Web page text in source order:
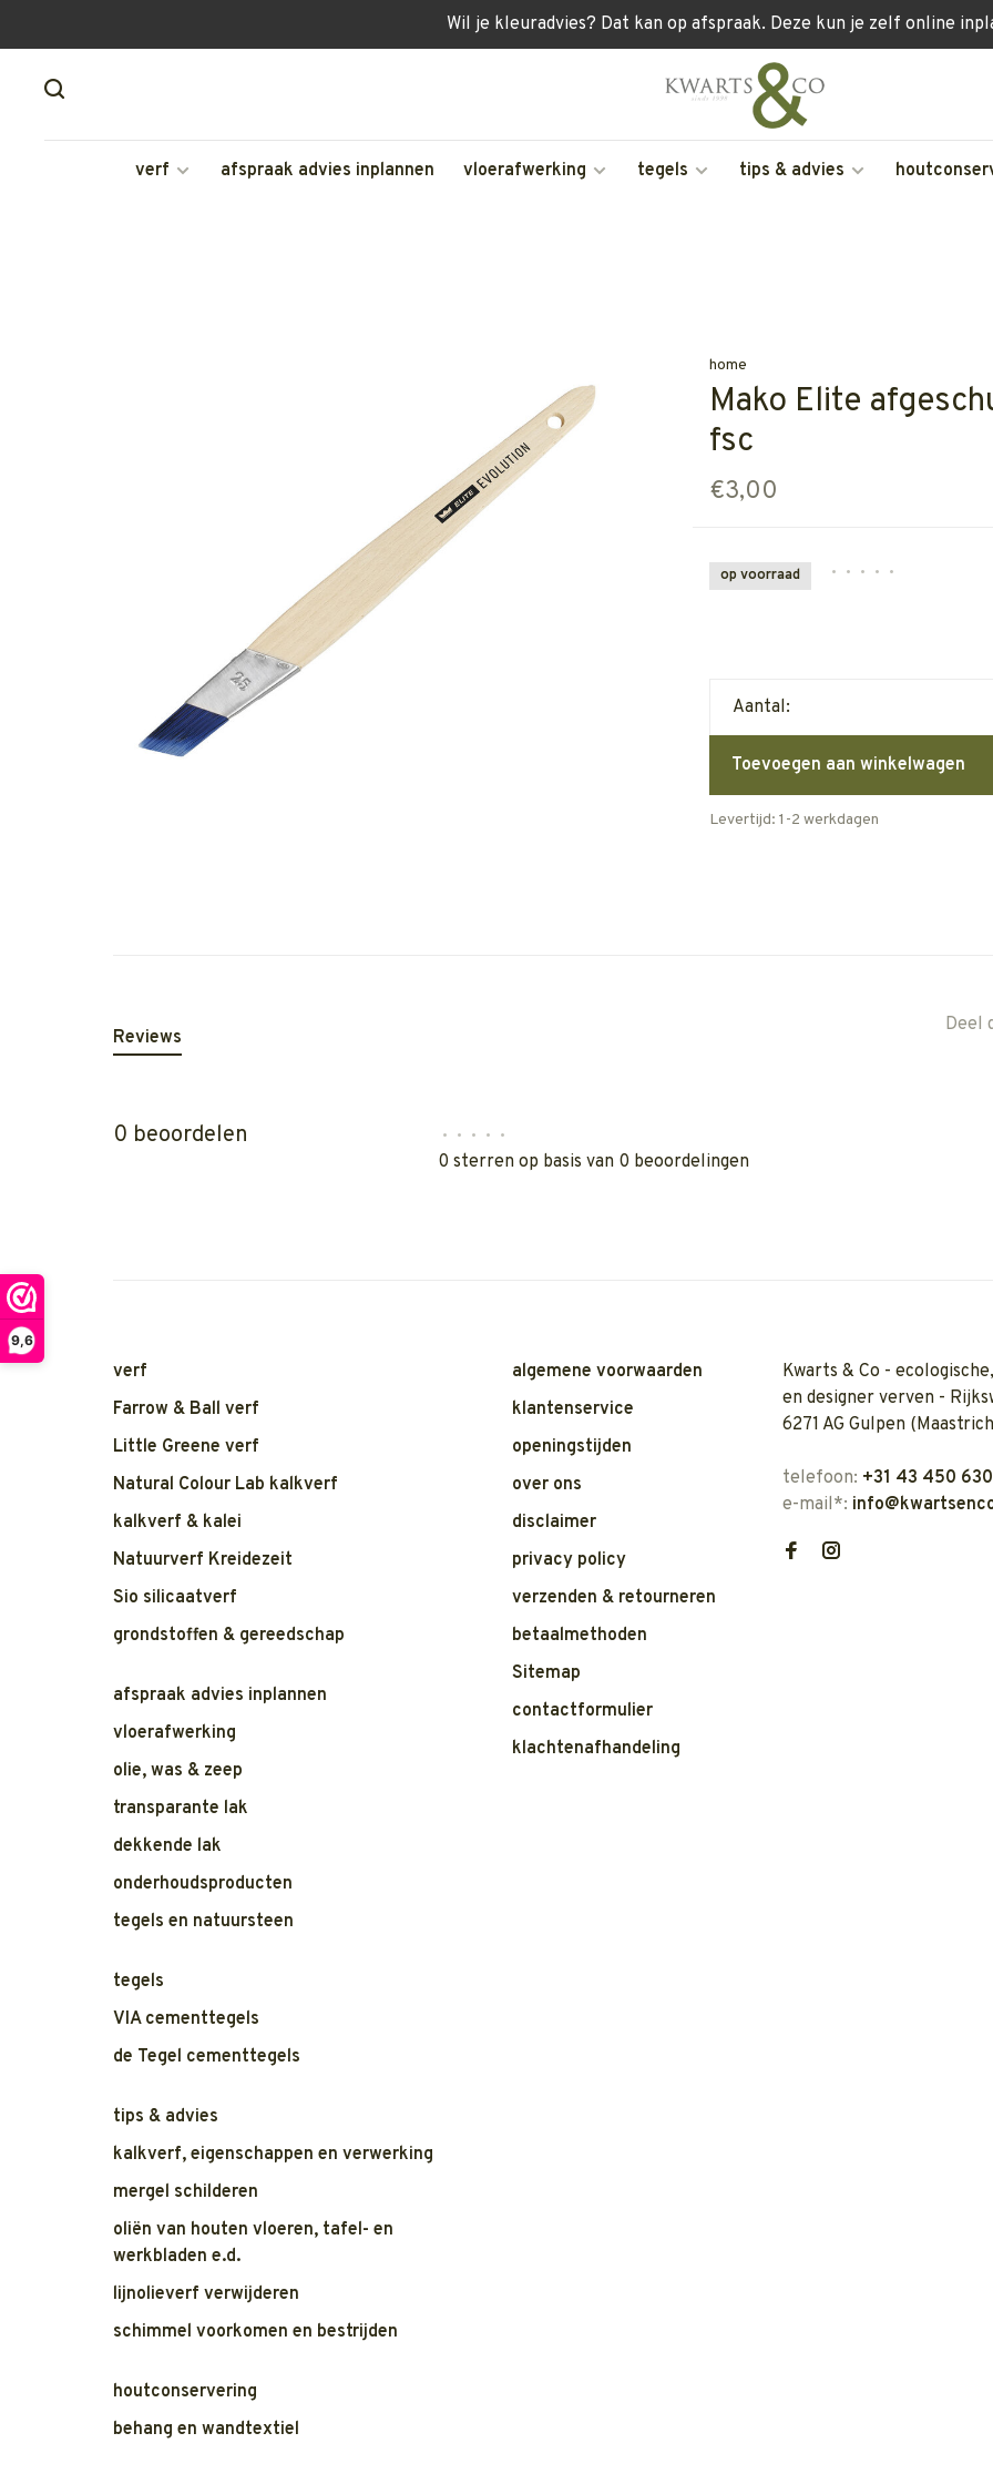
9,6
Wil je kleuradvies? Dat kan op afspraak. Deze kun je zelf online
verf afspraak advies inplannen vloerafwerking tegels tips & advies
home
Mako Elite
fsc
€3,00
op voorraad • • • • •
Aantal:
Toevoegen aan winkelwagen
Levertijd: 1-2 werkdagen
Deel
Reviews
0 beoordelen • • • • •
0 sterren op basis van 0 beoordelingen
verf
Farrow & Ball verf
Little Greene verf
Natural Colour Lab kalkverf
kalkverf & kalei
Natuurverf Kreidezeit
Sio silicaatverf
grondstoffen & gereedschap
afspraak advies inplannen
vloerafwerking
olie, was & zeep
transparante lak
dekkende lak
onderhoudsproducten
tegels en natuursteen
tegels
VIA cementtegels
de Tegel cementtegels
tips & advies
kalkverf, eigenschappen en verwerking
mergel schilderen
oliën van houten vloeren, tafel- en
werkbladen e.d.
lijnolieverf verwijderen
schimmel voorkomen en bestrijden
houtconservering
behang en wandtextiel
algemene voorwaarden
klantenservice
openingstijden
over ons
disclaimer
privacy policy
verzenden & retourneren
betaalmethoden
Sitemap
contactformulier
klachtenafhandeling
Kwarts & Co -
en designer verven -
6271 AG Gulpen
telefoon: +31 43 450
e-mail*: